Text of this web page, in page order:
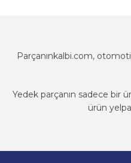
Ürün fiyatı diğer
Parçanınkalbi.com,
Yedek parçanın sadece bir
ürün
Parçanınkalbi.com,